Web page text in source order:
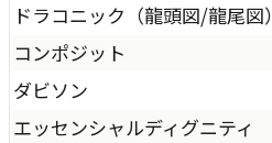
ドラコニック（龍頭図/龍尾図）
コンポジット
ダビソン
エッセンシャルディグニティ